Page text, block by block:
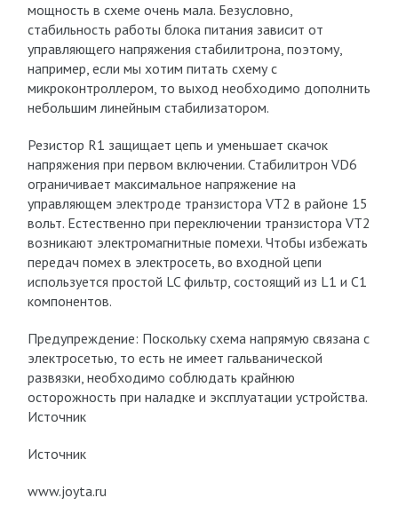
мощность в схеме очень мала. Безусловно,
стабильность работы блока питания зависит от
управляющего напряжения стабилитрона, поэтому,
например, если мы хотим питать схему с
микроконтроллером, то выход необходимо дополнить
небольшим линейным стабилизатором.
Резистор R1 защищает цепь и уменьшает скачок
напряжения при первом включении. Стабилитрон VD6
ограничивает максимальное напряжение на
управляющем электроде транзистора VT2 в районе 15
вольт. Естественно при переключении транзистора VТ2
возникают электромагнитные помехи. Чтобы избежать
передач помех в электросеть, во входной цепи
используется простой LC фильтр, состоящий из L1 и С1
компонентов.
Предупреждение: Поскольку схема напрямую связана с
электросетью, то есть не имеет гальванической
развязки, необходимо соблюдать крайнюю
осторожность при наладке и эксплуатации устройства.
Источник
Источник
www.joyta.ru